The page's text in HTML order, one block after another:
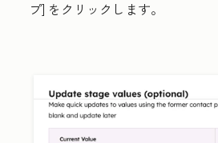
プ] をクリックします。